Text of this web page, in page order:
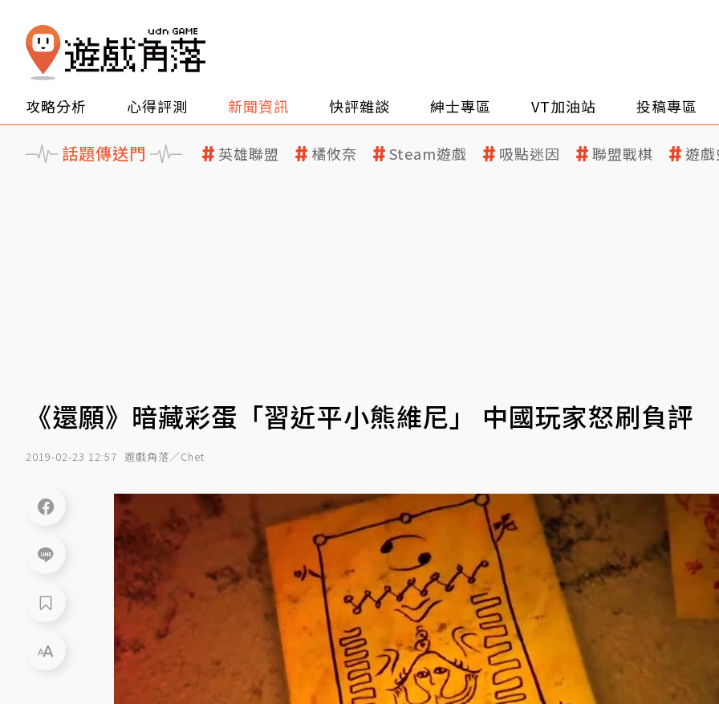
攻略分析 心得評測 新聞資訊 快評雜談 紳士專區 VT加油站 投稿專區
話題傳送門 英雄聯盟 橘攸奈 Steam遊戲 吸點迷因 聯盟戰棋 遊
《還願》暗藏彩蛋「習近平小熊維尼」 中國玩家怒刷負評
2019-02-23 12:57 遊戲角落／Chet